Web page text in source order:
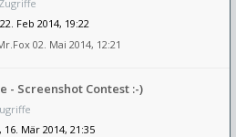
Feb 2014, 19:22
02. Mai 2014, 12:21
- Screenshot Contest :-)
, 16. Mär 2014, 21:35